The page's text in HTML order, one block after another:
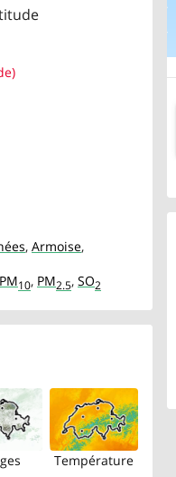
, Armoise,
PM10, PM2.5, SO2
Température